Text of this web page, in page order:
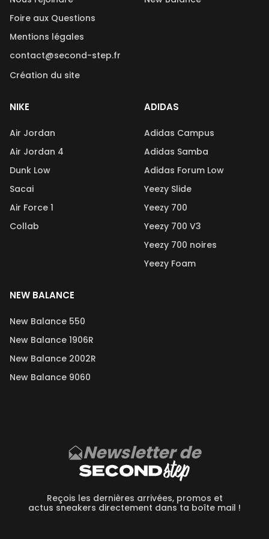
Foire aux Questions
Mentions légales
contact@second-step.fr
Création du site
NIKE
Air Jordan
Air Jordan 4
Dunk Low
Sacai
Air Force 1
Collab
ADIDAS
Adidas Campus
Adidas Samba
Adidas Forum Low
Yeezy Slide
Yeezy 700
Yeezy 700 V3
Yeezy 700 noires
Yeezy Foam
NEW BALANCE
New Balance 550
New Balance 1906R
New Balance 2002R
New Balance 9060
Newsletter de
Reçois les dernières arrivées, promos et
actus sneakers directement dans ta boîte mail !